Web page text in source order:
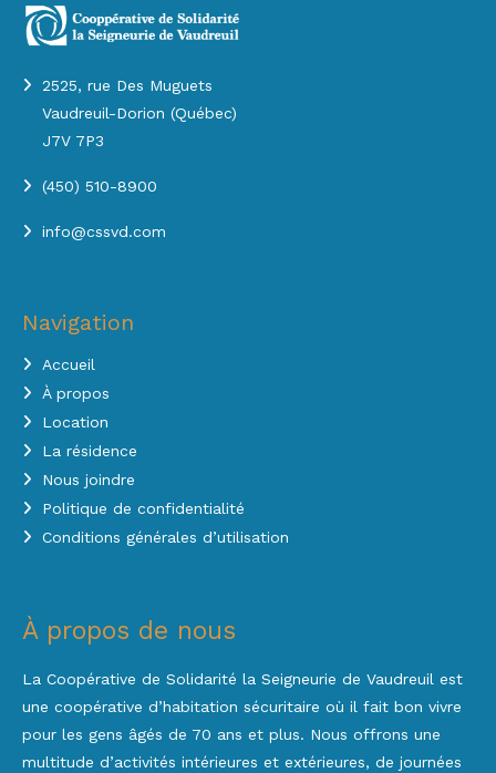
2525, rue Des Muguets
Vaudreuil-Dorion (Québec)
J7V 7P3
(450) 510-8900
info@cssvd.com
Navigation
Accueil
À propos
Location
La résidence
Nous joindre
Politique de confidentialité
Conditions générales d’utilisation
À propos de nous
La Coopérative de Solidarité la Seigneurie de Vaudreuil est
une coopérative d’habitation sécuritaire où il fait bon vivre
pour les gens âgés de 70 ans et plus. Nous offrons une
multitude d’activités intérieures et extérieures, de journées